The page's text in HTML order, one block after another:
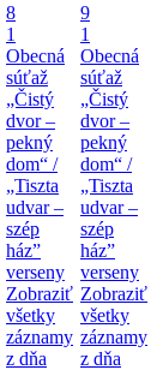
8
1
Obecná
súťaž
„Čistý
dvor –
pekný
dom“ /
„Tiszta
udvar –
szép
ház”
verseny
Zobraziť
všetky
záznamy
z dňa
9
1
Obecná
súťaž
„Čistý
dvor –
pekný
dom“ /
„Tiszta
udvar –
szép
ház”
verseny
Zobraziť
všetky
záznamy
z dňa